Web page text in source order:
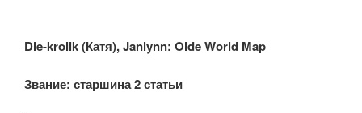
Die-krolik (Катя), Janlynn: Olde World Map
Звание: старшина 2 статьи